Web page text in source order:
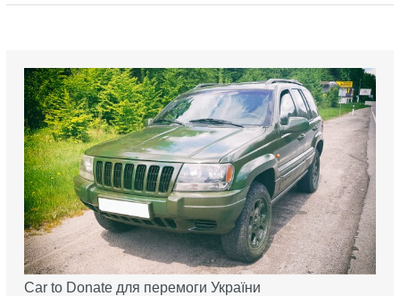
Car to Donate для перемоги України